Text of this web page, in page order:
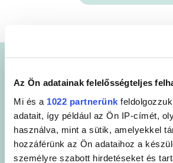
Az Ön adatainak felelősségteljes
Mi és a 1022 partnerünk
adatait, így például az Ön IP-címét,
használva, mint a sütik, amelyekkel
hozzáférünk az Ön adataihoz a
személyre szabott hirdetéseket és
Ezt a terméket úgy
hatékonyan
A SANYTOL formulákat egy
tesztelik, és megfelelnek az AFNOR